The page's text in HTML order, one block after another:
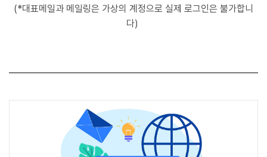
(*대표메일과 메일링은 가상의 계정으로 실제 로그인은 불가합니
다)